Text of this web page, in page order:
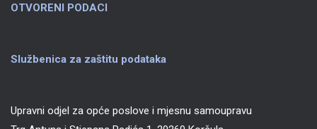
OTVORENI PODACI
Službenica za zaštitu podataka
Upravni odjel za opće poslove i mjesnu samoupravu